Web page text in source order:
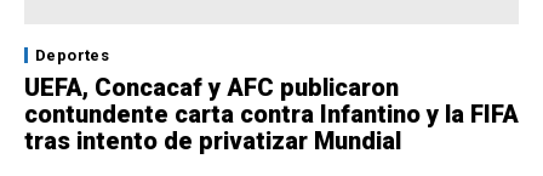
Deportes
UEFA, Concacaf y AFC publicaron
contundente carta contra Infantino y la FIFA
tras intento de privatizar Mundial